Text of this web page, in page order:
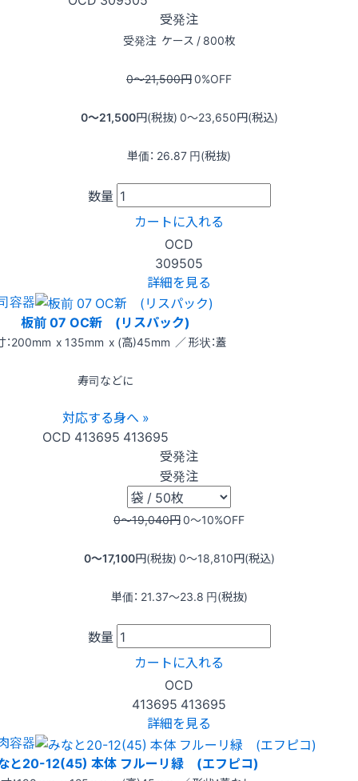
受発注
受発注 ケース / 800枚
0〜21,500円0%OFF
0〜21,500円(税抜) 0〜23,650円(税込)
単価： 26.87 円(税抜)
数量
カートに入れる
OCD
309505
詳細を見る
容器
板前 07 OC新 (リスパック)
：200mm x 135mm x (高)45mm ／ 形状：蓋
寿司などに
対応する身へ »
OCD 413695 413695
受発注
受発注
0〜19,040円0〜10%OFF
0〜17,100円(税抜) 0〜18,810円(税込)
単価： 21.37〜23.8 円(税抜)
数量
カートに入れる
OCD
413695 413695
詳細を見る
容器
と20-12(45) 本体 フルーリ緑 (エフピコ)